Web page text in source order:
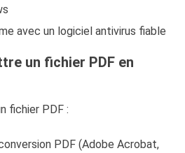
avec un logiciel antivirus fiable
un fichier PDF en
fichier PDF :
PDF (Adobe Acrobat,